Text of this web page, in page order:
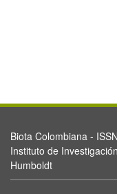
Biota Colombiana -
Instituto de
Humboldt